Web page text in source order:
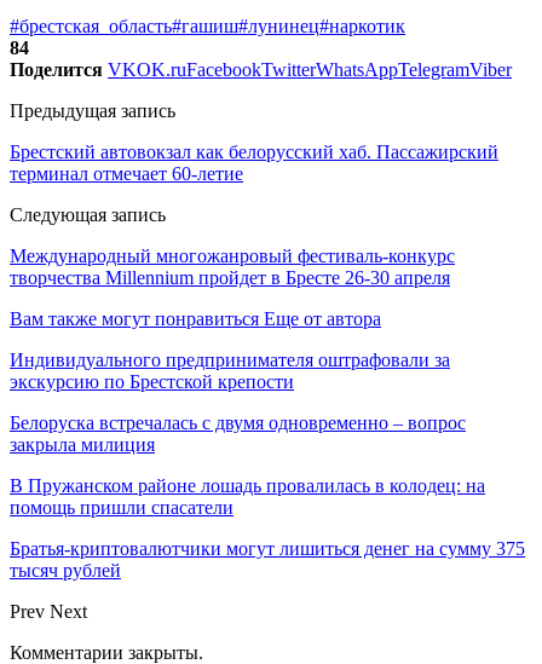
#брестская_область#гашиш#лунинец#наркотик
84
Поделится VKOK.ruFacebookTwitterWhatsAppTelegramViber
Предыдущая запись
Брестский автовокзал как белорусский хаб. Пассажирский
терминал отмечает 60-летие
Следующая запись
Международный многожанровый фестиваль-конкурс
творчества Millennium пройдет в Бресте 26-30 апреля
Вам также могут понравиться Еще от автора
Индивидуального предпринимателя оштрафовали за
экскурсию по Брестской крепости
Белоруска встречалась с двумя одновременно – вопрос
закрыла милиция
В Пружанском районе лошадь провалилась в колодец: на
помощь пришли спасатели
Братья-криптовалютчики могут лишиться денег на сумму 375
тысяч рублей
Prev Next
Комментарии закрыты.